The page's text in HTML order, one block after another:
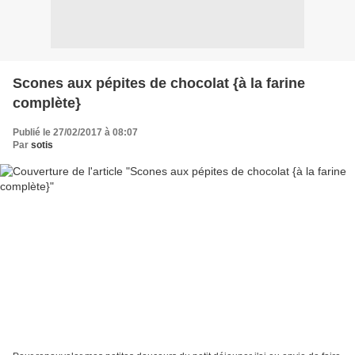
Scones aux pépites de chocolat {à la farine
complète}
Publié le 27/02/2017 à 08:07
Par sotis